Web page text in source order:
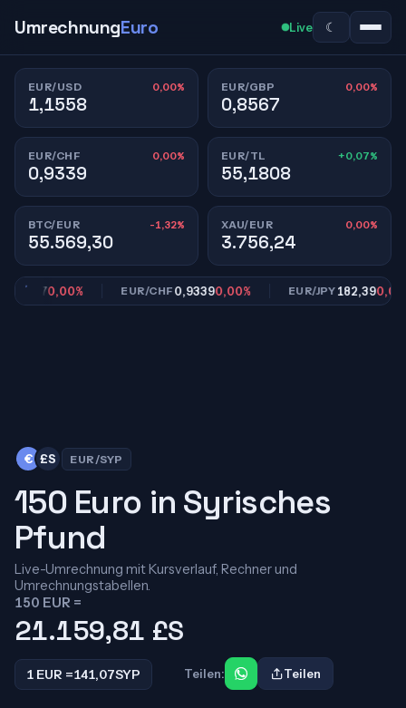
UmrechnungEuro Live ☾
EUR/USD 0,00%
1,1558
EUR/GBP 0,00%
0,8567
EUR/CHF 0,00%
0,9339
EUR/TL +0,07%
55,1808
BTC/EUR -1,32%
55.569,30
XAU/EUR 0,00%
3.756,24
0,00% EUR/CHF0,93390,00% EUR/JPY182,390,00%
€ £S EUR/SYP
150 Euro in Syrisches
Pfund
Live-Umrechnung mit Kursverlauf, Rechner und
Umrechnungstabellen.
150 EUR =
21.159,81 £S
1 EUR =141,07SYP Teilen: Teilen